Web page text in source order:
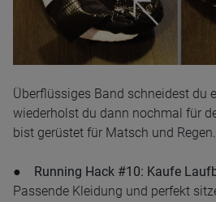
Überflüssiges Band schneidest du
wiederholst du dann nochmal für
bist gerüstet für Matsch und Regen.
● Running Hack #10: Kaufe
Passende Kleidung und perfekt